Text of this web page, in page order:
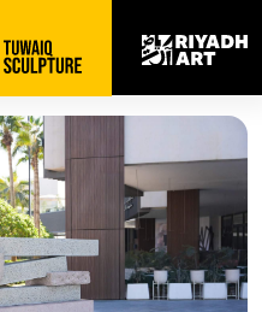
الرئيسية | الأعمال الفنية طاقة